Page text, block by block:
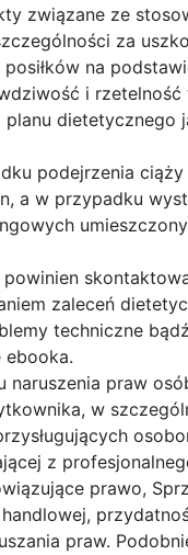
związane ze
za
na
i
podejrzenia
a w przypadku
zaleceń
techniczne
naruszenia praw
w
z
prawo,
praw.